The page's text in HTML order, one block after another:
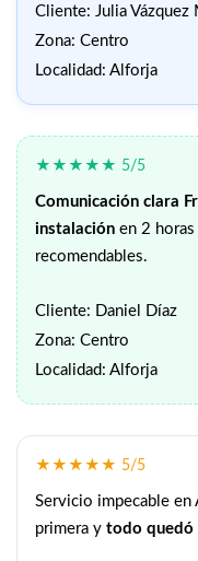
Cliente: Julia Vázquez
Zona: Centro
Localidad: Alforja
★★★★★ 5/5
Comunicación clara
instalación en 2
recomendables.
Cliente: Daniel Díaz
Zona: Centro
Localidad: Alforja
★★★★★ 5/5
Servicio impecable en
primera y todo quedó